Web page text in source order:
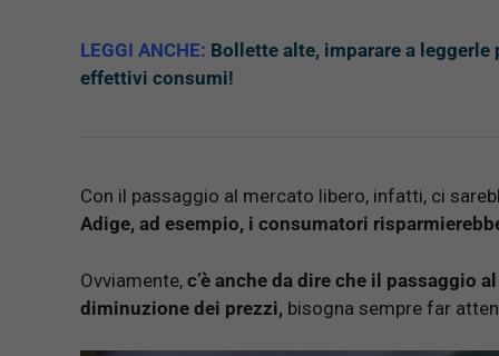
LEGGI ANCHE: Bollette alte, imparare a
effettivi consumi!
Con il passaggio al mercato libero, infatti, ci
Adige, ad esempio, i consumatori
Ovviamente, c’è anche da dire che il passaggio
diminuzione dei prezzi, bisogna sempre far